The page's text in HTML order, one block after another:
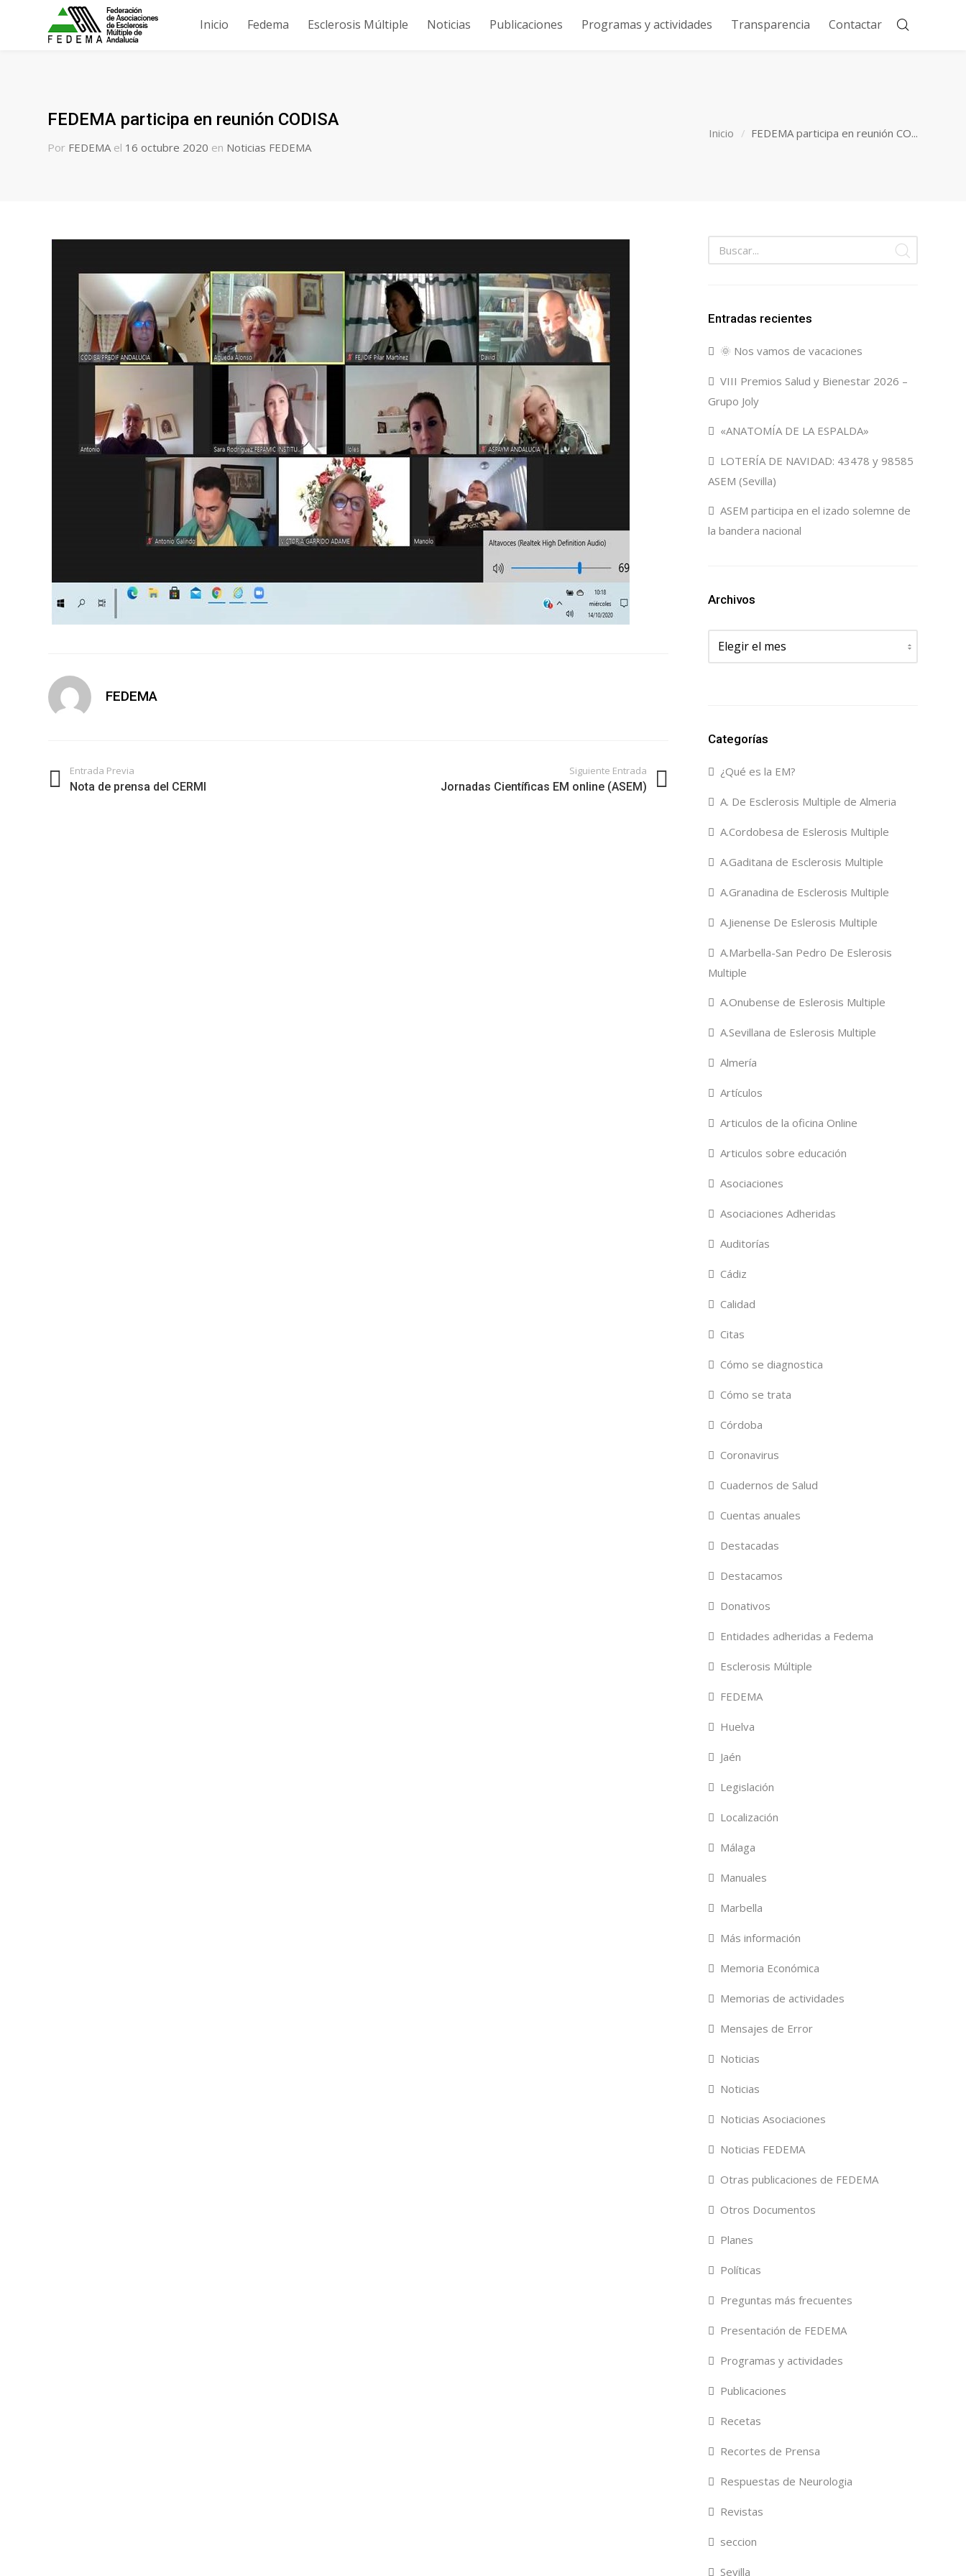
Inicio Fedema Esclerosis Múltiple Noticias Publicaciones Programas y actividades Transparencia Contactar
FEDEMA participa en reunión CODISA
Por FEDEMA el 16 octubre 2020 en Noticias FEDEMA
Inicio FEDEMA participa en reunión CO...
FEDEMA
Entrada Previa
Nota de prensa del CERMI
Siguiente Entrada
Jornadas Científicas EM online (ASEM)
Entradas recientes
🌞 Nos vamos de vacaciones
VIII Premios Salud y Bienestar 2026 –
Grupo Joly
«ANATOMÍA DE LA ESPALDA»
LOTERÍA DE NAVIDAD: 43478 y 98585
ASEM (Sevilla)
ASEM participa en el izado solemne de
la bandera nacional
Archivos
Archivos
Categorías
¿Qué es la EM?
A. De Esclerosis Multiple de Almeria
A.Cordobesa de Eslerosis Multiple
A.Gaditana de Esclerosis Multiple
A.Granadina de Esclerosis Multiple
A.Jienense De Eslerosis Multiple
A.Marbella-San Pedro De Eslerosis
Multiple
A.Onubense de Eslerosis Multiple
A.Sevillana de Eslerosis Multiple
Almería
Artículos
Articulos de la oficina Online
Articulos sobre educación
Asociaciones
Asociaciones Adheridas
Auditorías
Cádiz
Calidad
Citas
Cómo se diagnostica
Cómo se trata
Córdoba
Coronavirus
Cuadernos de Salud
Cuentas anuales
Destacadas
Destacamos
Donativos
Entidades adheridas a Fedema
Esclerosis Múltiple
FEDEMA
Huelva
Jaén
Legislación
Localización
Málaga
Manuales
Marbella
Más información
Memoria Económica
Memorias de actividades
Mensajes de Error
Noticias
Noticias
Noticias Asociaciones
Noticias FEDEMA
Otras publicaciones de FEDEMA
Otros Documentos
Planes
Políticas
Preguntas más frecuentes
Presentación de FEDEMA
Programas y actividades
Publicaciones
Recetas
Recortes de Prensa
Respuestas de Neurologia
Revistas
seccion
Sevilla